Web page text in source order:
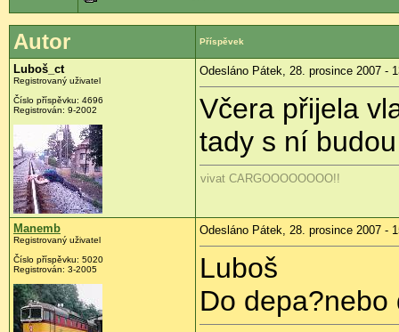
Autor Příspěvek
Luboš_ct
Registrovaný uživatel
Číslo příspěvku: 4696
Registrován: 9-2002
Odesláno Pátek, 28. prosince 2007 -
Včera přijela
tady s ní
vivat CARGOOOOOOOO!!
Manemb
Registrovaný uživatel
Číslo příspěvku: 5020
Registrován: 3-2005
Odesláno Pátek, 28. prosince 2007 -
Luboš
Do depa?nebo